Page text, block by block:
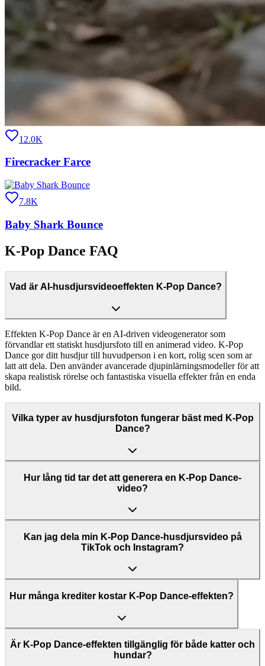
12.0K
Firecracker Farce
7.8K
Baby Shark Bounce
K-Pop Dance FAQ
Vad är AI-husdjursvideoeffekten K-Pop Dance?
Effekten K-Pop Dance är en AI-driven videogenerator som
förvandlar ett statiskt husdjursfoto till en animerad video. K-Pop
Dance gor ditt husdjur till huvudperson i en kort, rolig scen som ar
latt att dela. Den använder avancerade djupinlärningsmodeller för att
skapa realistisk rörelse och fantastiska visuella effekter från en enda
bild.
Vilka typer av husdjursfoton fungerar bäst med K-Pop
Dance?
Hur lång tid tar det att generera en K-Pop Dance-
video?
Kan jag dela min K-Pop Dance-husdjursvideo på
TikTok och Instagram?
Hur många krediter kostar K-Pop Dance-effekten?
Är K-Pop Dance-effekten tillgänglig för både katter och
hundar?